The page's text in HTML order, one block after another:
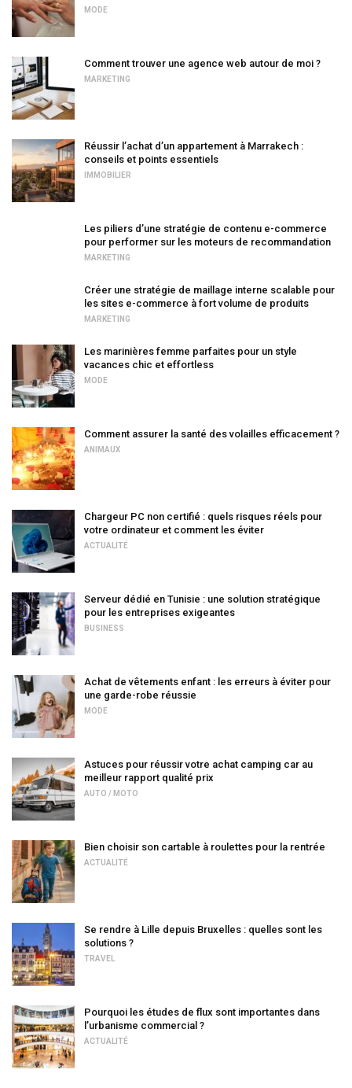
MODE
Comment trouver une agence web autour de moi ?
MARKETING
Réussir l’achat d’un appartement à Marrakech :
conseils et points essentiels
IMMOBILIER
Les piliers d’une stratégie de contenu e-commerce
pour performer sur les moteurs de recommandation
MARKETING
Créer une stratégie de maillage interne scalable pour
les sites e-commerce à fort volume de produits
MARKETING
Les marinières femme parfaites pour un style
vacances chic et effortless
MODE
Comment assurer la santé des volailles efficacement ?
ANIMAUX
Chargeur PC non certifié : quels risques réels pour
votre ordinateur et comment les éviter
ACTUALITÉ
Serveur dédié en Tunisie : une solution stratégique
pour les entreprises exigeantes
BUSINESS
Achat de vêtements enfant : les erreurs à éviter pour
une garde-robe réussie
MODE
Astuces pour réussir votre achat camping car au
meilleur rapport qualité prix
AUTO / MOTO
Bien choisir son cartable à roulettes pour la rentrée
ACTUALITÉ
Se rendre à Lille depuis Bruxelles : quelles sont les
solutions ?
TRAVEL
Pourquoi les études de flux sont importantes dans
l’urbanisme commercial ?
ACTUALITÉ